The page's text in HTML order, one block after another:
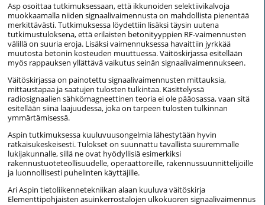
Asp osoittaa tutkimuksessaan, että ikkunoiden selektiivikalvoja
muokkaamalla niiden signaalivaimennusta on mahdollista pienentää
merkittävästi. Tutkimuksessa löydettiin lisäksi täysin uutena
tutkimustuloksena, että erilaisten betonityyppien RF-vaimennusten
välillä on suuria eroja. Lisäksi vaimennuksessa havaittiin jyrkkää
muutosta betonin kosteuden muuttuessa. Väitöskirjassa esitellään
myös rappauksen yllättävä vaikutus seinän signaalivaimennukseen.
Väitöskirjassa on painotettu signaalivaimennusten mittauksia,
mittaustapaa ja saatujen tulosten tulkintaa. Käsittelyssä
radiosignaalien sähkömagneettinen teoria ei ole pääosassa, vaan sitä
esitellään siinä laajuudessa, joka on tarpeen tulosten tulkinnan
ymmärtämisessä.
Aspin tutkimuksessa kuuluvuusongelmia lähestytään hyvin
ratkaisukeskeisesti. Tulokset on suunnattu tavallista suuremmalle
lukijakunnalle, sillä ne ovat hyödyllisiä esimerkiksi
rakennustuoteteollisuudelle, operaattoreille, rakennussuunnittelijoille
ja luonnollisesti puhelinten käyttäjille.
Ari Aspin tietoliikennetekniikan alaan kuuluva väitöskirja
Elementtipohjaisten asuinkerrostalojen ulkokuoren signaalivaimennus